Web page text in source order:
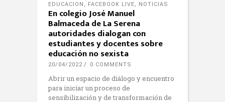
EDUCACION , FACEBOOK LIVE, NOTICIAS
En colegio José Manuel
Balmaceda de La Serena
autoridades dialogan con
estudiantes y docentes sobre
educación no sexista
20/04/2022 0 COMMENTS
Abrir un espacio de diálogo y encuentro
para iniciar un proceso de
sensibilización y de transformación de